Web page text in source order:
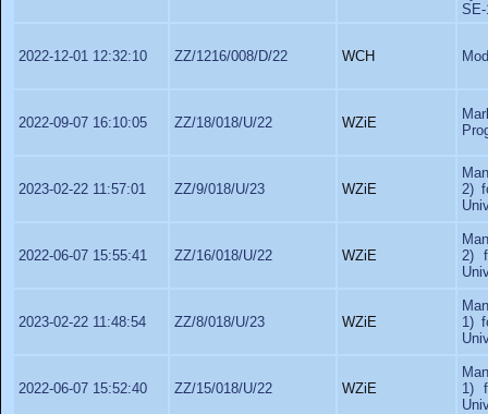
2022-12-01 12:32:10 ZZ/1216/008/D/22 WCH
2022-09-07 16:10:05 ZZ/18/018/U/22 WZiE
2023-02-22 11:57:01 ZZ/9/018/U/23 WZiE
2)
2022-06-07 15:55:41 ZZ/16/018/U/22 WZiE
2)
2023-02-22 11:48:54 ZZ/8/018/U/23 WZiE
1)
2022-06-07 15:52:40 ZZ/15/018/U/22 WZiE
1)